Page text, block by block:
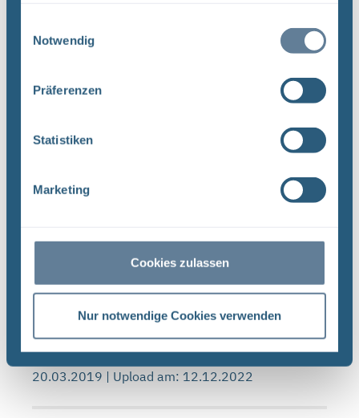
Notwendig
Präferenzen
Statistiken
Marketing
Cookies zulassen
Nur notwendige Cookies verwenden
20.03.2019 | Upload am: 12.12.2022
Prüf- und Freigabeverfahren von Unterlagen –
BUNDESGESELLSCHAFT FÜRENDLAGERUNG
UNTERLAGEN
QUALITÄTSMANAGEMENTVERFAHRENSANWEISUNG
Funktion/Thema Komponente Baugruppe Aufgabe
Dateityp: PDF | Dokumentenstand vom:
20.03.2019 | Upload am: 12.12.2022